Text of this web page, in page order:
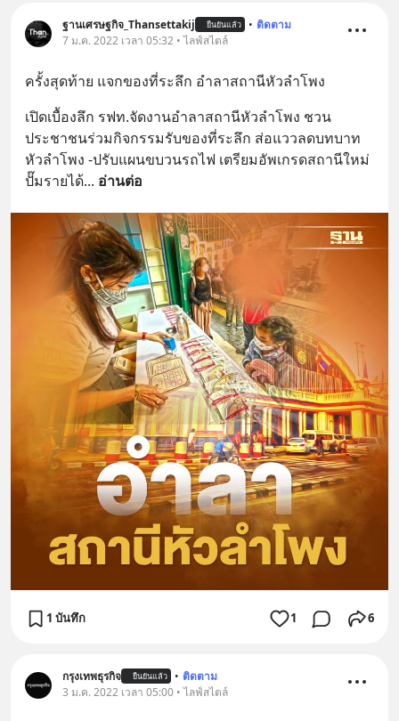
ฐานเศรษฐกิจ_Thansettakij ยืนยันแล้ว • ติดตาม
7 ม.ค. 2022 เวลา 05:32 • ไลฟ์สไตล์
ครั้งสุดท้าย แจกของที่ระลึก อำลาสถานีหัวลำโพง
เปิดเบื้องลึก รฟท.จัดงานอำลาสถานีหัวลำโพง ชวน
ประชาชนร่วมกิจกรรมรับของที่ระลึก ส่อแววลดบทบาท
หัวลำโพง -ปรับแผนขบวนรถไฟ เตรียมอัพเกรดสถานีใหม่
ปั๊มรายได้... อ่านต่อ
1 บันทึก 1 6
กรุงเทพธุรกิจ ยืนยันแล้ว • ติดตาม
3 ม.ค. 2022 เวลา 05:00 • ไลฟ์สไตล์